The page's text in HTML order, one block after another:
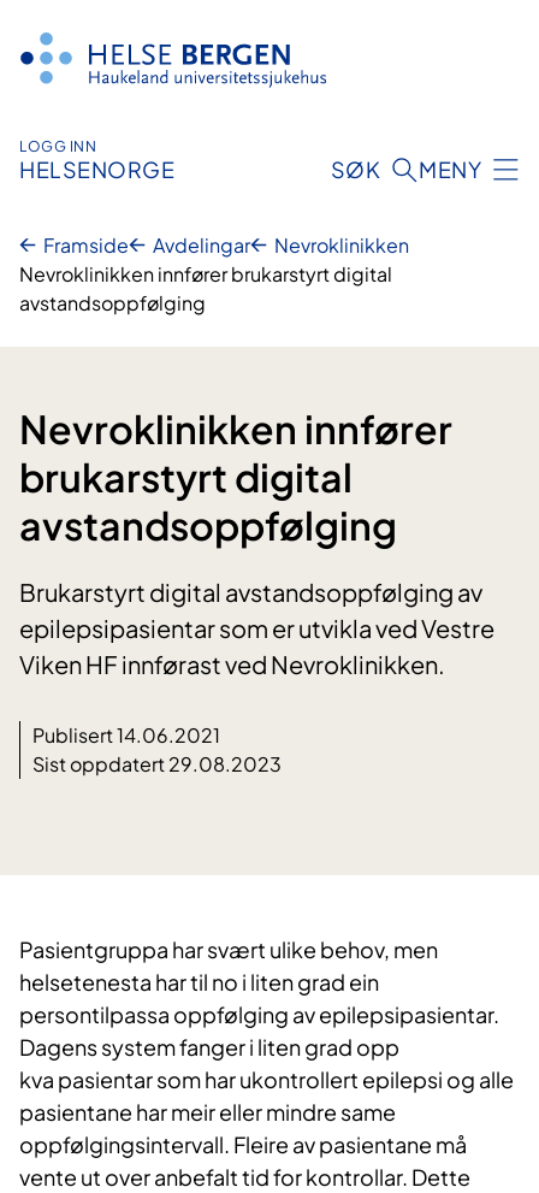
innhald
LOGG INN
HELSENORGE SØK MENY
Framside Avdelingar
Nevroklinikken
Nevroklinikken innfører brukarstyrt digital
avstandsoppfølging
Nevroklinikken innfører
brukarstyrt digital
avstandsoppfølging
Brukarstyrt digital avstandsoppfølging av
epilepsipasientar som er utvikla ved Vestre
Viken HF innførast ved Nevroklinikken.
Publisert 14.06.2021
Sist oppdatert 29.08.2023
​Pasientgruppa har svært ulike behov, men
helsetenesta har til no i liten grad ein
persontilpassa oppfølging av epilepsipasientar.
Dagens system fanger i liten grad opp
kva pasientar som har ukontrollert epilepsi og alle
pasientane har meir eller mindre same
oppfølgingsintervall. Fleire av pasientane må
vente ut over anbefalt tid for kontrollar. Dette